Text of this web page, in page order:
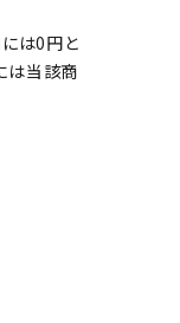
は0円と
は当該商